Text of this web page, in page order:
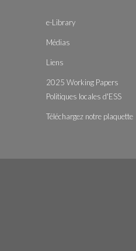
e-Library
Médias
Liens
2025 Working Papers
Politiques locales d'ESS
Téléchargez notre plaquette